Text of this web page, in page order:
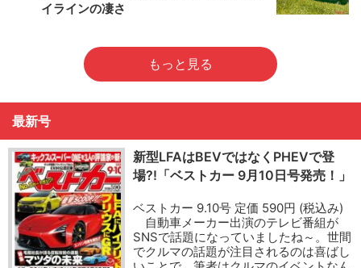
イラインの凄さ
もっと見る
最新号
新型LFAはBEVではなくPHEVで登
場?!「ベストカー 9月10日号発売！」
ベストカー 9.10号 定価 590円 (税込み)
自動車メーカー出演のテレビ番組が
SNSで話題になっていましたね～。世間
でクルマの話題が注目されるのは喜ばし